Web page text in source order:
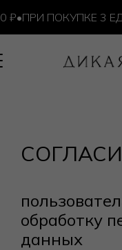
•ПРИ ПОКУПКЕ 3
обработку
данных